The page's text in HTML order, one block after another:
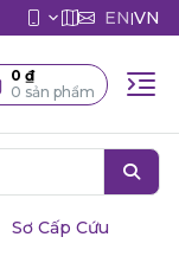
EN|VN
0 ₫
0 sản phẩm
Sơ Cấp Cứu